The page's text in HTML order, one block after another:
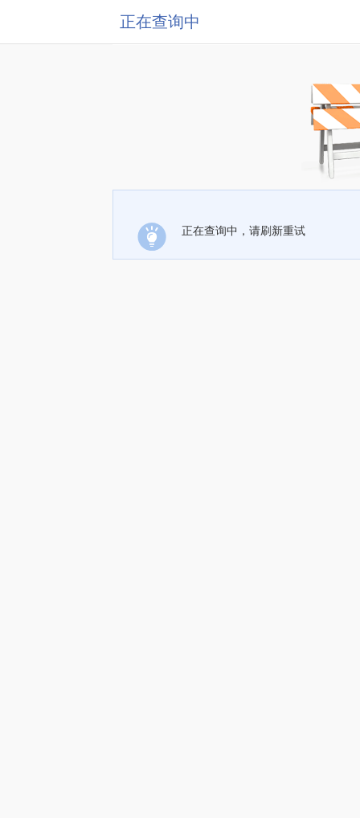
正在查询中
正在查询中，请刷新重试